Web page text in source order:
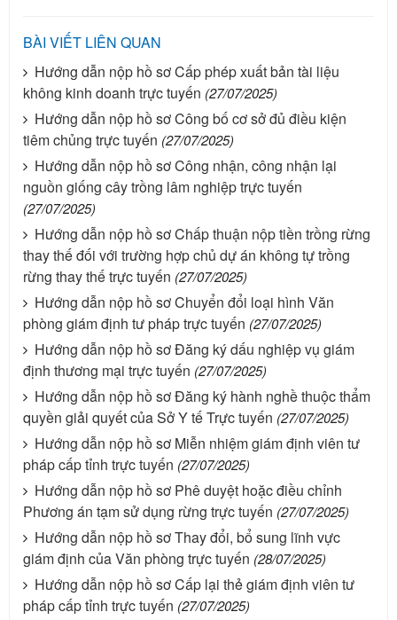
BÀI VIẾT LIÊN QUAN
Hướng dẫn nộp hồ sơ Cấp phép xuất bản tài liệu
không kinh doanh trực tuyến (27/07/2025)
Hướng dẫn nộp hồ sơ Công bố cơ sở đủ điều kiện
tiêm chủng trực tuyến (27/07/2025)
Hướng dẫn nộp hồ sơ Công nhận, công nhận lại
nguồn giống cây trồng lâm nghiệp trực tuyến
(27/07/2025)
Hướng dẫn nộp hồ sơ Chấp thuận nộp tiền trồng rừng
thay thế đối với trường hợp chủ dự án không tự trồng
rừng thay thế trực tuyến (27/07/2025)
Hướng dẫn nộp hồ sơ Chuyển đổi loại hình Văn
phòng giám định tư pháp trực tuyến (27/07/2025)
Hướng dẫn nộp hồ sơ Đăng ký dấu nghiệp vụ giám
định thương mại trực tuyến (27/07/2025)
Hướng dẫn nộp hồ sơ Đăng ký hành nghề thuộc thẩm
quyền giải quyết của Sở Y tế Trực tuyến (27/07/2025)
Hướng dẫn nộp hồ sơ Miễn nhiệm giám định viên tư
pháp cấp tỉnh trực tuyến (27/07/2025)
Hướng dẫn nộp hồ sơ Phê duyệt hoặc điều chỉnh
Phương án tạm sử dụng rừng trực tuyến (27/07/2025)
Hướng dẫn nộp hồ sơ Thay đổi, bổ sung lĩnh vực
giám định của Văn phòng trực tuyến (28/07/2025)
Hướng dẫn nộp hồ sơ Cấp lại thẻ giám định viên tư
pháp cấp tỉnh trực tuyến (27/07/2025)